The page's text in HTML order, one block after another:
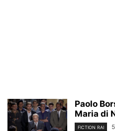
Paolo
Maria di
FICTION RAI